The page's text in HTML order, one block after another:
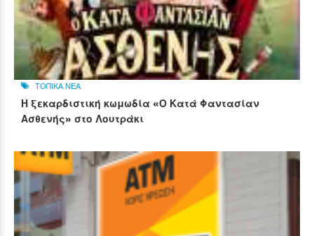
ΤΟΠΙΚΑ ΝΕΑ
Η ξεκαρδιστική κωμωδία «Ο Κατά Φαντασίαν
Ασθενής» στο Λουτράκι